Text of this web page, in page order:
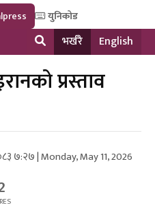
युनिकोड
भर्खरै English
प्रस्ताव
७:२७ | Monday, May 11, 2026